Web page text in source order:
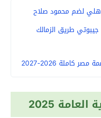
لضم محمود صلاح
طريق الزمالك
2026-2027
2025